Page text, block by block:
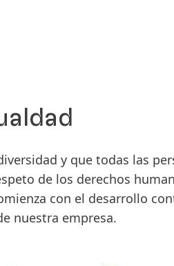
y que todas las
de los derechos
con el desarrollo
nuestra empresa.